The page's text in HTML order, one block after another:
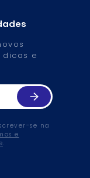
dicas e
se na
e
.